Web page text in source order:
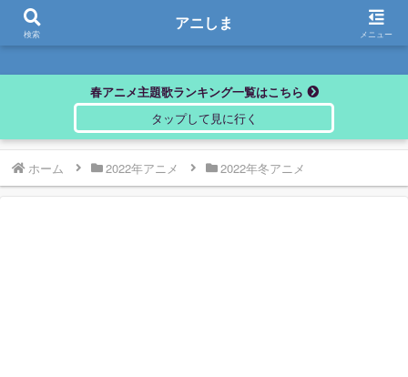
アニしま
春アニメ主題歌ランキング一覧はこちら
ホーム 2022年アニメ 2022年冬アニメ
検索
アニしま
メニュー